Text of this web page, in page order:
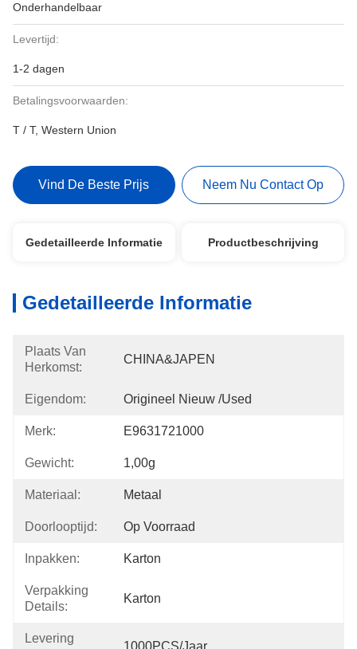
Onderhandelbaar
Levertijd:
1-2 dagen
Betalingsvoorwaarden:
T / T, Western Union
Vind De Beste Prijs Neem Nu Contact Op
Gedetailleerde Informatie Productbeschrijving
Gedetailleerde Informatie
Plaats Van
Herkomst:
CHINA&JAPEN
Eigendom: Origineel Nieuw /used
Merk: E9631721000
Gewicht: 1,00g
Materiaal: Metaal
Doorlooptijd: Op Voorraad
Inpakken: Karton
Verpakking
Details:
Karton
Levering
1000PCS/jaar